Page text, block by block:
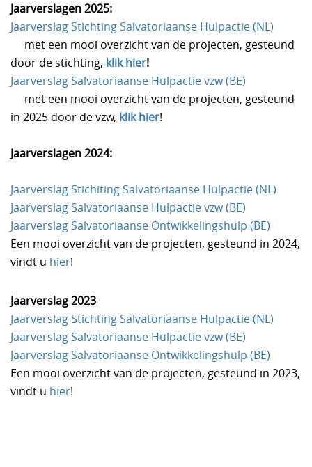
Jaarverslagen 2025:
Jaarverslag Stichting Salvatoriaanse Hulpactie (NL)
met een mooi overzicht van de projecten, gesteund
door de stichting, klik hier!
Jaarverslag Salvatoriaanse Hulpactie vzw (BE)
met een mooi overzicht van de projecten, gesteund
in 2025 door de vzw, klik hier!
Jaarverslagen 2024:
Jaarverslag Stichiting Salvatoriaanse Hulpactie (NL)
Jaarverslag Salvatoriaanse Hulpactie vzw (BE)
Jaarverslag Salvatoriaanse Ontwikkelingshulp (BE)
Een mooi overzicht van de projecten, gesteund in 2024,
vindt u hier!
Jaarverslag 2023
Jaarverslag Stichting Salvatoriaanse Hulpactie (NL)
Jaarverslag Salvatoriaanse Hulpactie vzw (BE)
Jaarverslag Salvatoriaanse Ontwikkelingshulp (BE)
Een mooi overzicht van de projecten, gesteund in 2023,
vindt u hier!